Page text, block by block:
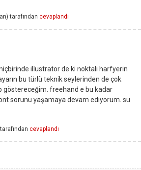
tarafından cevaplandı
illustrator de ki noktalı harfyerin
bu türlü teknik seylerinden de çok
göstereceğim. freehand e bu kadar
sorunu yaşamaya devam ediyorum. su
tarafından cevaplandı